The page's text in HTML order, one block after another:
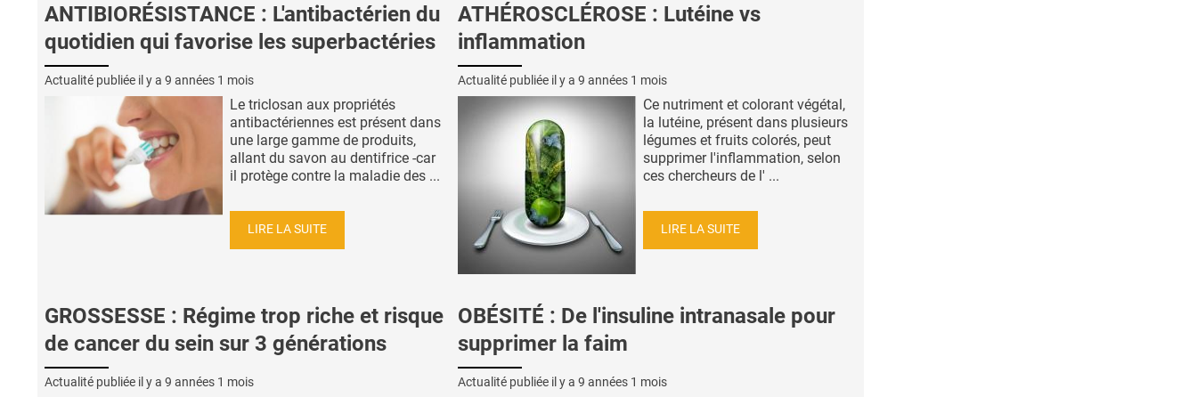
ANTIBIORÉSISTANCE : L'antibactérien du
quotidien qui favorise les superbactéries
Actualité publiée il y a 9 années 1 mois
Le triclosan aux propriétés
antibactériennes est présent dans
une large gamme de produits,
allant du savon au dentifrice -car
il protège contre la maladie des ...
LIRE LA SUITE
ATHÉROSCLÉROSE : Lutéine vs
inflammation
Actualité publiée il y a 9 années 1 mois
Ce nutriment et colorant végétal,
la lutéine, présent dans plusieurs
légumes et fruits colorés, peut
supprimer l'inflammation, selon
ces chercheurs de l' ...
LIRE LA SUITE
GROSSESSE : Régime trop riche et risque
de cancer du sein sur 3 générations
Actualité publiée il y a 9 années 1 mois
OBÉSITÉ : De l'insuline intranasale pour
supprimer la faim
Actualité publiée il y a 9 années 1 mois